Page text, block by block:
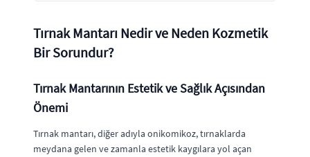
Tırnak Mantarı Nedir ve Neden Kozmetik
Bir Sorundur?
Tırnak Mantarının Estetik ve Sağlık Açısından
Önemi
Tırnak mantarı, diğer adıyla onikomikoz, tırnaklarda
meydana gelen ve zamanla estetik kaygılara yol açan